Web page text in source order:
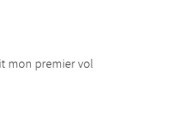
mon premier vol